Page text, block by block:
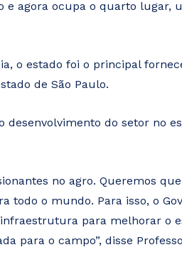
agora ocupa o quarto lugar,
o estado foi o principal
de São Paulo.
desenvolvimento do setor no
no agro. Queremos
todo o mundo. Para isso, o
para melhorar o
para o campo”, disse